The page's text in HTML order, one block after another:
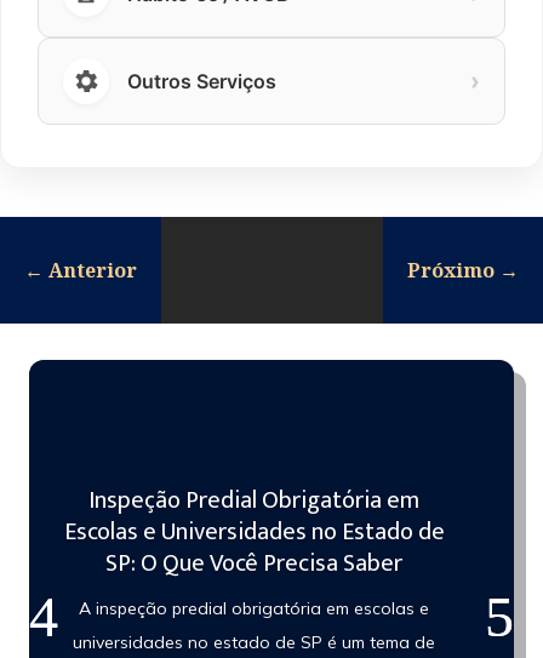
Outros Serviços ›
← Anterior Próximo →
Inspeção Predial Obrigatória em
Escolas e Universidades no Estado de
SP: O Que Você Precisa Saber
A inspeção predial obrigatória em escolas e
universidades no estado de SP é um tema de